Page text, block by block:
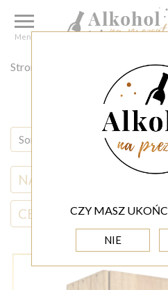
CZY MASZ
NIE
Menu
Strona główna ◊SKLEP Z
NAZWA ALKOHOLU
CENA (0,00 - 2 000,00)